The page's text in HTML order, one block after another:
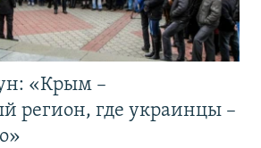
«Крым –
регион, где украинцы –